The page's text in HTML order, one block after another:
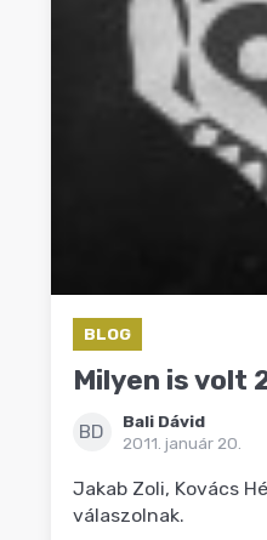
BLOG
Milyen is volt
BD
Bali Dávid
2011. január 20.
Jakab Zoli, Kovács
válaszolnak.